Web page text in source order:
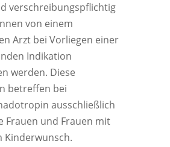
verschreibungspflichtig
von einem
Arzt bei Vorliegen einer
Indikation
werden. Diese
betreffen bei
ausschließlich
Frauen und Frauen mit
Kinderwunsch.